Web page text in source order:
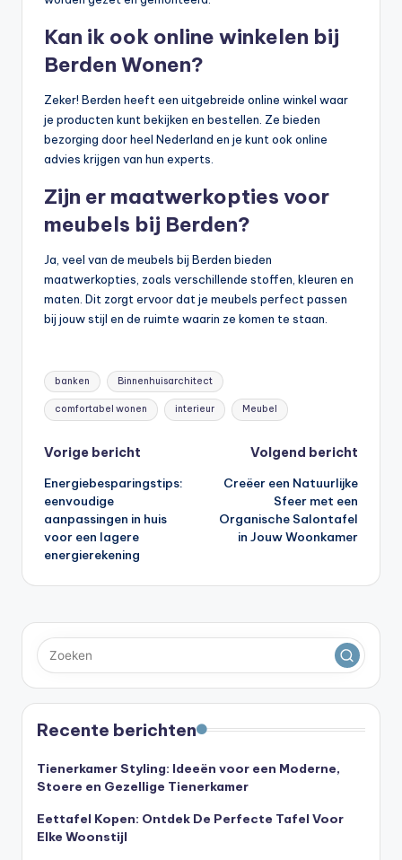
Kan ik ook online winkelen bij
Berden Wonen?
Zeker! Berden heeft een uitgebreide online winkel waar
je producten kunt bekijken en bestellen. Ze bieden
bezorging door heel Nederland en je kunt ook online
advies krijgen van hun experts.
Zijn er maatwerkopties voor
meubels bij Berden?
Ja, veel van de meubels bij Berden bieden
maatwerkopties, zoals verschillende stoffen, kleuren en
maten. Dit zorgt ervoor dat je meubels perfect passen
bij jouw stijl en de ruimte waarin ze komen te staan.
Tags:
banken Binnenhuisarchitect
comfortabel wonen interieur Meubel
Bericht
navigatie
Vorige bericht
Energiebesparingstips:
eenvoudige
aanpassingen in huis
voor een lagere
energierekening
Volgend bericht
Creëer een Natuurlijke
Sfeer met een
Organische Salontafel
in Jouw Woonkamer
Recente berichten
Tienerkamer Styling: Ideeën voor een Moderne,
Stoere en Gezellige Tienerkamer
Eettafel Kopen: Ontdek De Perfecte Tafel Voor
Elke Woonstijl